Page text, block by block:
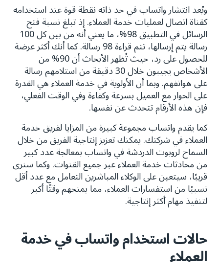
ويُعد انتشار واتساب في حد ذاته نقطة قوة عند استخدامه
كقناة اتصال لعمليات خدمة العملاء. إذ تبلغ نسبة فتح
الرسائل في التطبيق 98%، ما يعني أنه من بين كل 100
رسالة يتم إرسالها، تتم قراءة 98 رسالة. كما أنك أكثر عرضة
للحصول على رد، حيث تُظهر الأبحاث أن 90% من
الأشخاص يجيبون خلال 30 دقيقة من استلامهم رسالة
على هواتفهم. وبما أن الأولوية في خدمة العملاء هي القدرة
على الحوار مع العميل بسرعة وكفاءة وفي الوقت الفعلي،
فإن هذه الأرقام تتحدث عن نفسها.
كما يقدم واتساب مجموعة كبيرة من المزايا لفريق خدمة
العملاء في شركتك. يمكنك تعزيز إنتاجية الفريق من خلال
السماح لروبوت الدردشة في واتساب بمعالجة عدد كبير
من محادثات خدمة العملاء عبر جميع القنوات. وكما سنرى
قريبًا، سيتعين على الوكلاء المباشرين التعامل مع عدد أقل
نسبيًا من استفسارات العملاء، مما يمنحهم وقتًا أكبر
لتنفيذ مهام أكثر إنتاجية.
حالات استخدام واتساب في خدمة
العملاء